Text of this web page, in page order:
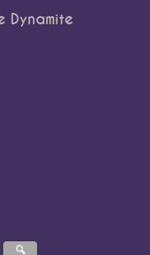
Dynamite